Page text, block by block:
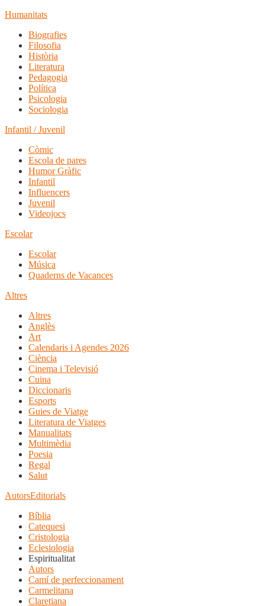
Humanitats
Biografies
Filosofia
Història
Literatura
Pedagogia
Política
Psicologia
Sociologia
Infantil / Juvenil
Còmic
Escola de pares
Humor Gràfic
Infantil
Influencers
Juvenil
Videojocs
Escolar
Escolar
Música
Quaderns de Vacances
Altres
Altres
Anglès
Art
Calendaris i Agendes 2026
Ciència
Cinema i Televisió
Cuina
Diccionaris
Esports
Guies de Viatge
Literatura de Viatges
Manualitats
Multimèdia
Poesia
Regal
Salut
AutorsEditorials
Bíblia
Catequesi
Cristologia
Eclesiologia
Espiritualitat
Autors
Camí de perfeccionament
Carmelitana
Claretiana